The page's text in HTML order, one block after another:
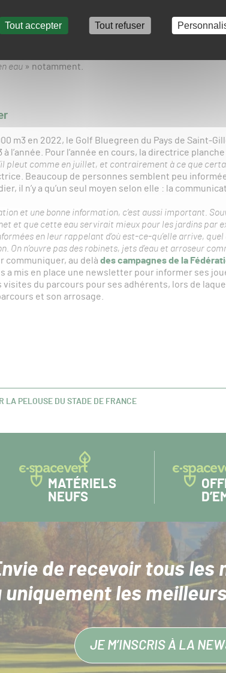
Tout accepter Tout refuser
arroser le parcours. On surveille les arrêtés
dansOuest France.
une gestion plus durable de l’arrosage :
inversion de flore en 2024 pour passer à
eau » notamment.
m3 en 2022, le Golf Bluegreen du Pays de Saint-
l’année. Pour l’année en cours, la directrice planche
pleut comme en juillet, et contrairement à ce que
Beaucoup de personnes semblent peu
il n’y a qu’un seul moyen selon elle : la
et une bonne information, c’est aussi important.
et que cette eau servirait mieux pour les jardins par
en leur rappelant d’où est-ce-qu’elle arrive,
On n’ouvre pas des robinets, jets d’eau et arroseur
communiquer, au delà des campagnes de la
a mis en place une newsletter pour informer ses
du parcours pour ses adhérents, lors de
et son arrosage.
LA PELOUSE DU STADE DE FRANCE
MATÉRIELS
NEUFS
de recevoir tous les
uniquement les
JE M’INSCRIS À LA